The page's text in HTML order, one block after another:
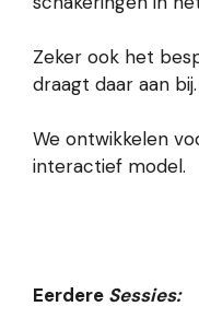
Zeker ook het
draagt daar aan bij.
We ontwikkelen
interactief model.
Eerdere Sessies: